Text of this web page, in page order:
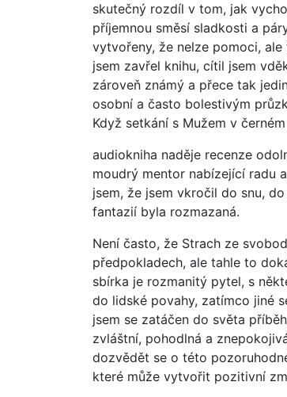
skutečný rozdíl v tom, jak
příjemnou směsí sladkosti a
vytvořeny, že nelze pomoci,
jsem zavřel knihu, cítil jsem
zároveň známý a přece tak
osobní a často bolestivým
Když setkání s Mužem v
audiokniha naděje recenze
moudrý mentor nabízející radu
jsem, že jsem vkročil do snu,
fantazií byla rozmazaná.
Není často, že Strach ze
předpokladech, ale tahle to
sbírka je rozmanitý pytel, s
do lidské povahy, zatímco jiné
jsem se zatáčen do světa
zvláštní, pohodlná a
dozvědět se o této
které může vytvořit pozitivní